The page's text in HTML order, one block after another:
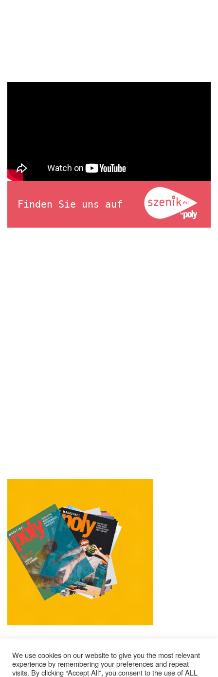
Finden Sie uns auf
We use cookies on our website to give you the most relevant
experience by remembering your preferences and repeat
visits. By clicking “Accept All”, you consent to the use of ALL